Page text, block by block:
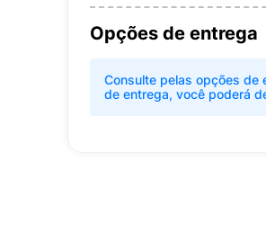
Opções de entrega
Consulte pelas opções de
de entrega, você poderá